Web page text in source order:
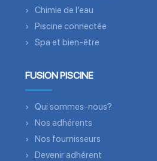
Chimie de l’eau
Piscine connectée
Spa et bien-être
FUSION PISCINE
Qui sommes-nous?
Nos adhérents
Nos fournisseurs
Devenir adhérent